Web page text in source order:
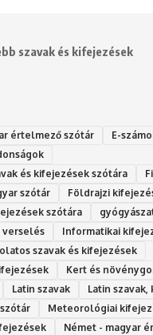
szavak és kifejezések
értelmező szótár E-
és kifejezések szótára
szótár
Földrajzi
szótára
verselés
Informatikai
szavak és kifejezések
Kert és
Latin szavak
Latin
Meteorológiai
Német - magyar